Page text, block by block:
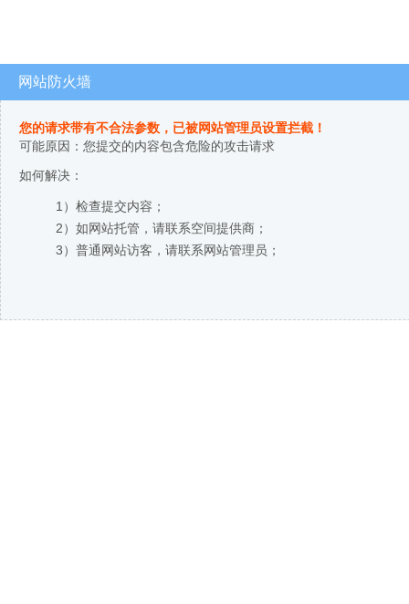
网站防火墙
您的请求带有不合法参数，已被网站管理员设置拦截！
可能原因：您提交的内容包含危险的攻击请求
如何解决：
1）检查提交内容；
2）如网站托管，请联系空间提供商；
3）普通网站访客，请联系网站管理员；